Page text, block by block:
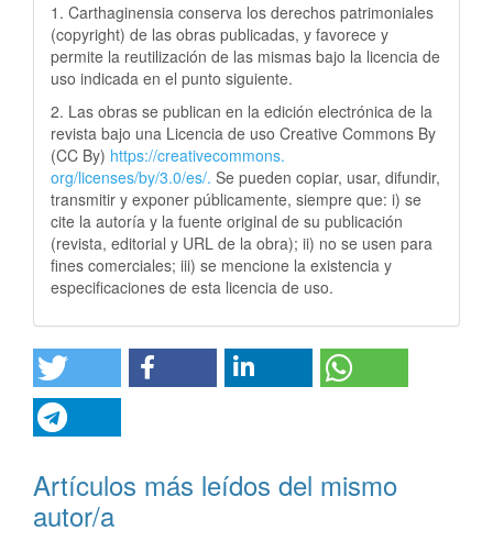
1. Carthaginensia conserva los derechos patrimoniales
(copyright) de las obras publicadas, y favorece y
permite la reutilización de las mismas bajo la licencia de
uso indicada en el punto siguiente.
2. Las obras se publican en la edición electrónica de la
revista bajo una Licencia de uso Creative Commons By
(CC By) https://creativecommons.
org/licenses/by/3.0/es/. Se pueden copiar, usar, difundir,
transmitir y exponer públicamente, siempre que: i) se
cite la autoría y la fuente original de su publicación
(revista, editorial y URL de la obra); ii) no se usen para
fines comerciales; iii) se mencione la existencia y
especificaciones de esta licencia de uso.
Artículos más leídos del mismo
autor/a